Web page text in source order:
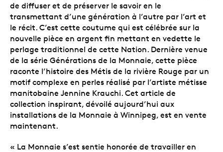
de diffuser et de préserver le savoir en le
transmettant d’une génération à l’autre par l’art et
le récit. C’est cette coutume qui est célébrée sur la
nouvelle pièce en argent fin mettant en vedette le
perlage traditionnel de cette Nation. Dernière venue
de la série Générations de la Monnaie, cette pièce
raconte l’histoire des Métis de la rivière Rouge par un
motif complexe en perles réalisé par l’artiste métisse
manitobaine Jennine Krauchi. Cet article de
collection inspirant, dévoilé aujourd’hui aux
installations de la Monnaie à Winnipeg, est en vente
maintenant.
« La Monnaie s’est sentie honorée de travailler en